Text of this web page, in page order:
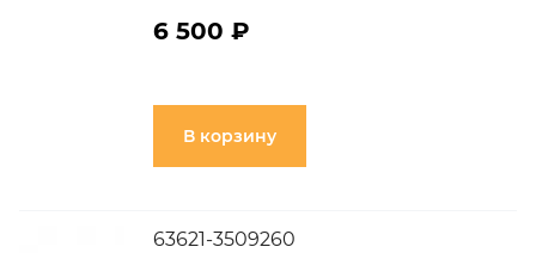
6 500 ₽
В корзину
63621-3509260